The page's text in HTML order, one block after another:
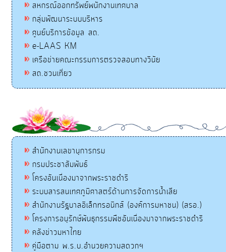
สหกรณ์ออกทรัพย์พนักงานเทศบาล
กลุ่มพัฒนาระบบบริหาร
ศูนย์บริการข้อมูล สถ.
e-LAAS KM
เครือข่ายคณะกรรมการตรวจสอบทางวินัย
สถ.ชวนเที่ยว
สำนักงานเลขานุการกรม
กรมประชาสัมพันธ์
โครงอันเนื่องมาจากพระราชดำริ
ระบบสารสนเทศภูมิศาสตร์ด้านการจัดการน้ำเสีย
สำนักงานรัฐบาลอิเล็กทรอนิกส์ (องค์การมหาชน) (สรอ.)
โครงการอนุรักษ์พันธุกรรมพืชอันเนื่องมาจากพระราชดำริ
คลังข่าวมหาไทย
คู่มือตาม พ.ร.บ.อำนวยความสดวกฯ